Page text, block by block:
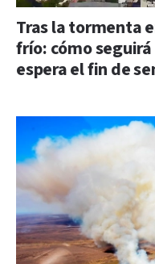
Tras la tormenta
frío: cómo
espera el fin de